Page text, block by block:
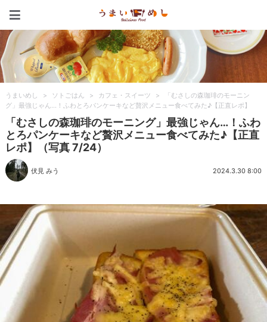
うまいめし > ソトごはん > カフェ・スイーツ >
「むさしの森珈琲のモーニン
グ」最強じゃん…！ふわとろパンケーキなど贅沢メニュー食べてみた♪【正直レポ】
「むさしの森珈琲のモーニング」最強じゃん…！ふわ
とろパンケーキなど贅沢メニュー食べてみた♪【正直
レポ】（写真 7/24）
伏見 みう 2024.3.30 8:00